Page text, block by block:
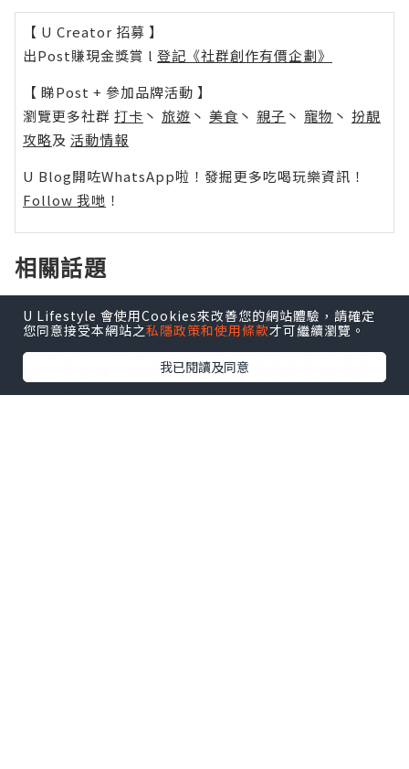
【 U Creator 招募 】
出Post賺現金獎賞 l 登記《社群創作有價企劃》
【 睇Post + 參加品牌活動 】
瀏覽更多社群 打卡 丶 旅遊 丶 美食 丶 親子 丶 寵物 丶 扮靚
攻略及 活動情報
U Blog開咗WhatsApp啦！發掘更多吃喝玩樂資訊！
Follow 我哋 ！
相關話題
诚信-联系=微信:qqww98986 企鹅
QQ:2243612577 出售银行卡四件套·对公账
户银行卡八件套·实名手机号码卡·身份证原
件·身份证正反高清照片·手持高清身份证照
片·老号微信·个人支付宝。安全可靠诚信为
本、长期供应、欢迎各大菠菜公司采购！
U Lifestyle 會使用Cookies來改善您的網站體驗，請確定
您同意接受本網站之私隱政策和使用條款才可繼續瀏覽。
我已閱讀及同意